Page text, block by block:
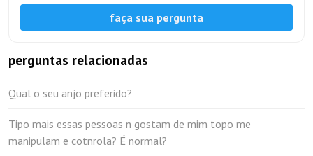
faça sua pergunta
perguntas relacionadas
Qual o seu anjo preferido?
Tipo mais essas pessoas n gostam de mim topo me
manipulam e cotnrola? É normal?